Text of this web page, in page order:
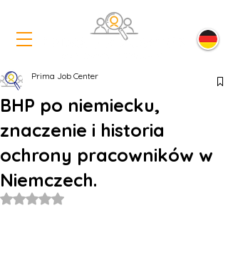
BHP po niemiecku,
znaczenie i historia
ochrony pracowników w
Niemczech.
Prima Job Center
Oceniono na NaN z 5 gwiazdek.